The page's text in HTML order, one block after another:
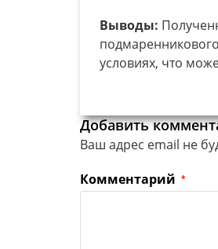
Выводы:
условиях, что
Добавить
Ваш адрес email не
Комментарий *